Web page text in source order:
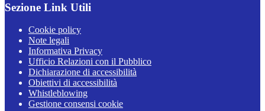
Sezione Link Utili
Cookie policy
Note legali
Informativa Privacy
Ufficio Relazioni con il Pubblico
Dichiarazione di accessibilità
Obiettivi di accessibilità
Whistleblowing
Gestione consensi cookie